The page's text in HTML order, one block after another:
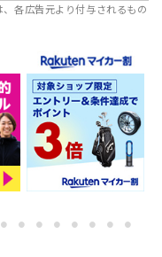
各広告元より付与されるもの
楽天ドローンアカデミー